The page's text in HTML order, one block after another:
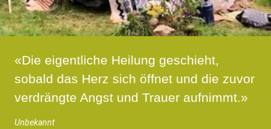
«Die eigentliche Heilung geschieht,
sobald das Herz sich öffnet und die zuvor
verdrängte Angst und Trauer aufnimmt.»
Unbekannt